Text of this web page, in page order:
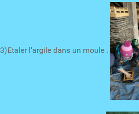
3)Etaler l'argile dans un moule .